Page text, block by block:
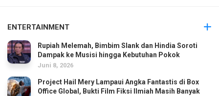
ENTERTAINMENT
Rupiah Melemah, Bimbim Slank dan Hindia Soroti
Dampak ke Musisi hingga Kebutuhan Pokok
Juni 8, 2026
Project Hail Mery Lampaui Angka Fantastis di Box
Office Global, Bukti Film Fiksi Ilmiah Masih Banyak